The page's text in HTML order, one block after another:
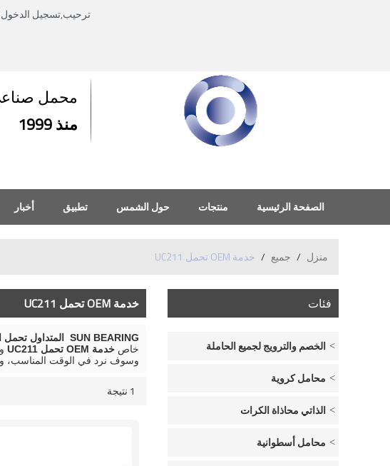
ترحيب,تسجيل الدخول
محمل
منذ 1999
الصفحة الرئيسية منتجات حول الشمس تطبيق أخبار
منزل / جميع / خدمة OEM تحمل UC211
فئات
الخصم والترويج لجميع الحاملة
محامل كروية
الذاتي محاذاة الكرات
محامل أسطوانية
خدمة OEM تحمل UC211
SUN BEARING المتداول تحمل الصانع
خاص خدمة OEM تحمل UC211 و
وسوف نرد في الوقت المناسب،
1 نتيجة